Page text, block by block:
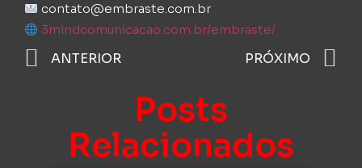
contato@embraste.com.br⁠
3mindcomunicacao.com.br/embraste/
ANTERIOR PRÓXIMO
Posts
Relacionados